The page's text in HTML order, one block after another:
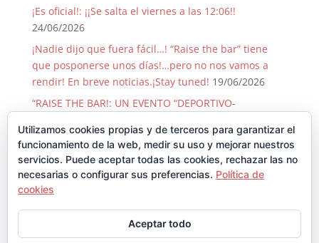
¡Es oficial!: ¡¡Se salta el viernes a las 12:06!!
24/06/2026
¡Nadie dijo que fuera fácil…! “Raise the bar” tiene
que posponerse unos días!…pero no nos vamos a
rendir! En breve noticias.¡Stay tuned! 19/06/2026
“RAISE THE BAR!: UN EVENTO “DEPORTIVO-
AÑOS! 09/06/2026
¡GRACIAS, GRACIAS …Y GRACIAS! 29/08/2025
Llegó Junio y con él la Backyard!! 30/06/2025
Comentarios recientes
Utilizamos cookies propias y de terceros para garantizar el
funcionamiento de la web, medir su uso y mejorar nuestros
servicios. Puede aceptar todas las cookies, rechazar las no
necesarias o configurar sus preferencias. Política de
cookies
Aceptar todo